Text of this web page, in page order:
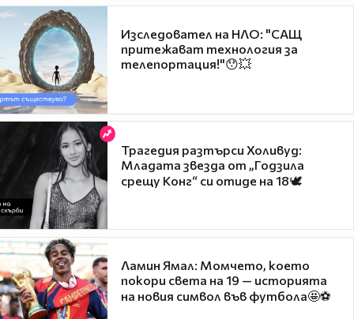
Изследовател на НЛО: "САЩ
притежават технология за
телепортация!"😯💥
Трагедия разтърси Холивуд:
Младата звезда от „Годзила
срещу Конг“ си отиде на 18🕊️
Ламин Ямал: Момчето, което
покори света на 19 — историята
на новия символ във футбола🤩⚽